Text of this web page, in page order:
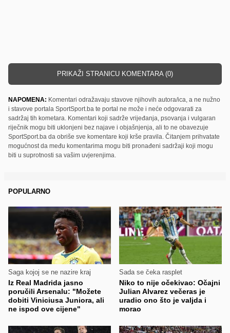
PRIKAŽI STRANICU KOMENTARA (0)
NAPOMENA: Komentari odražavaju stavove njihovih autora/ica, a ne nužno
i stavove portala SportSport.ba te portal ne može i neće odgovarati za
sadržaj tih kometara. Komentari koji sadrže vrijeđanja, psovanja i vulgaran
riječnik mogu biti uklonjeni bez najave i objašnjenja, ali to ne obavezuje
SportSport.ba da obriše sve komentare koji krše pravila. Čitanjem prihvatate
mogućnost da među komentarima mogu biti pronađeni sadržaji koji mogu
biti u suprotnosti sa vašim uvjerenjima.
POPULARNO
Saga kojoj se ne nazire kraj
Iz Real Madrida jasno
poručili Arsenalu: "Možete
dobiti Viniciusa Juniora, ali
ne ispod ove cijene"
Sada se čeka rasplet
Niko to nije očekivao: Očajni
Julian Alvarez večeras je
uradio ono što je valjda i
morao